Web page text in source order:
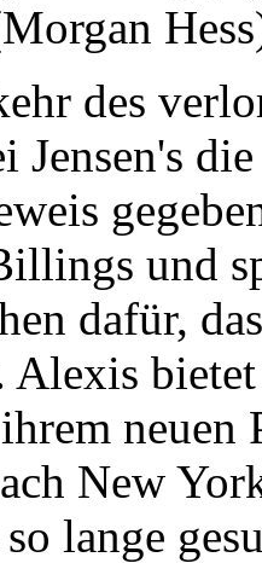
des
Jensen's
und
dafür,
neuen
New
lange